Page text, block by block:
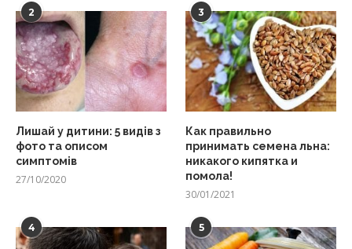
2
Лишай у дитини: 5 видів з
фото та описом
симптомів
27/10/2020
3
Как правильно
принимать семена льна:
никакого кипятка и
помола!
30/01/2021
4 5